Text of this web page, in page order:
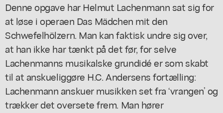
Denne opgave har Helmut Lachenmann sat sig for
at løse i operaen Das Mädchen mit den
Schwefelhölzern. Man kan faktisk undre sig over,
at han ikke har tænkt på det før, for selve
Lachenmanns musikalske grundidé er som skabt
til at anskueliggøre H.C. Andersens fortælling:
Lachenmann anskuer musikken set fra ‘vrangen’ og
trækker det oversete frem. Man hører